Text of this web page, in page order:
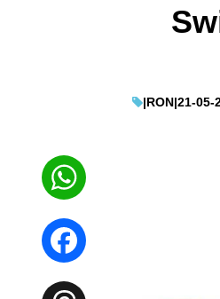
|RON|21-05-
WhatsApp
Facebook